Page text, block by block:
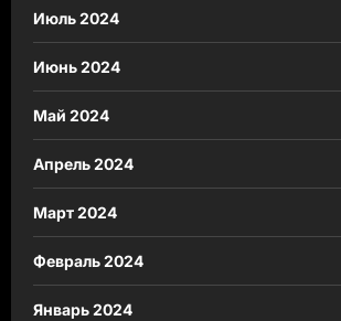
Июль 2024
Июнь 2024
Май 2024
Апрель 2024
Март 2024
Февраль 2024
Январь 2024